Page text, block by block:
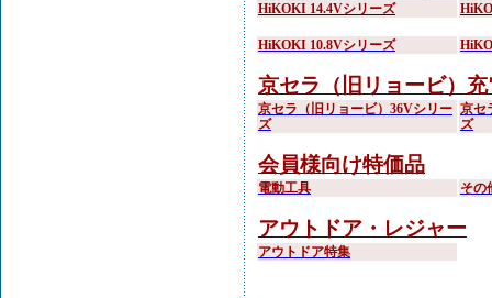
HiKOKI 14.4Vシリーズ
HiKOKI 10.8Vシリーズ
京セラ（旧リョービ）
京セラ（旧リョービ）36Vシリー
ズ
京セ
ズ
会員様向け特価品
電動工具 その
アウトドア・レジャー
アウトドア特集